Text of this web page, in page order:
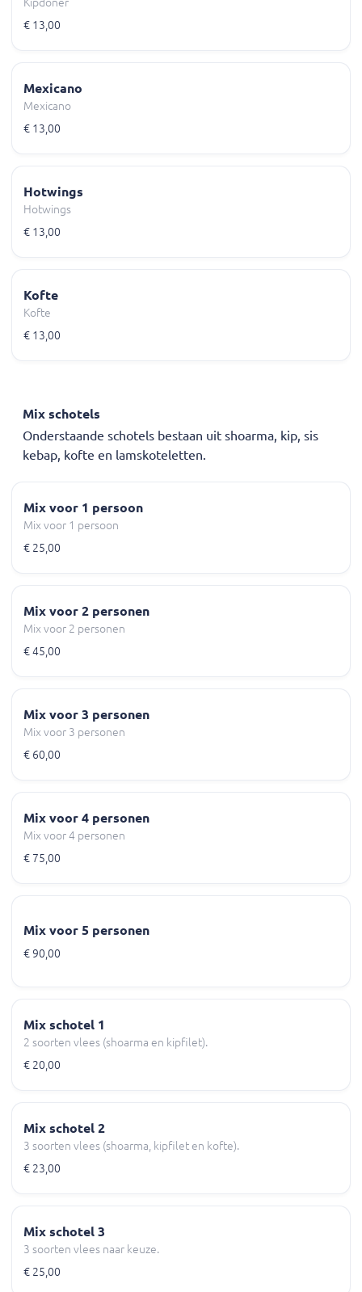
Kipdoner
€ 13,00
Mexicano
Mexicano
€ 13,00
Hotwings
Hotwings
€ 13,00
Kofte
Kofte
€ 13,00
Mix schotels
Onderstaande schotels bestaan uit shoarma, kip, sis
kebap, kofte en lamskoteletten.
Mix voor 1 persoon
Mix voor 1 persoon
€ 25,00
Mix voor 2 personen
Mix voor 2 personen
€ 45,00
Mix voor 3 personen
Mix voor 3 personen
€ 60,00
Mix voor 4 personen
Mix voor 4 personen
€ 75,00
Mix voor 5 personen
€ 90,00
Mix schotel 1
2 soorten vlees (shoarma en kipfilet).
€ 20,00
Mix schotel 2
3 soorten vlees (shoarma, kipfilet en kofte).
€ 23,00
Mix schotel 3
3 soorten vlees naar keuze.
€ 25,00